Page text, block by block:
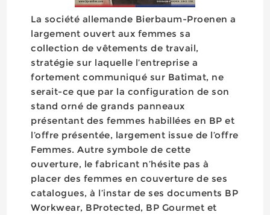
La société allemande Bierbaum-Proenen a
largement ouvert aux femmes sa
collection de vêtements de travail,
stratégie sur laquelle l’entreprise a
fortement communiqué sur Batimat, ne
serait-ce que par la configuration de son
stand orné de grands panneaux
présentant des femmes habillées en BP et
l’offre présentée, largement issue de l’offre
Femmes. Autre symbole de cette
ouverture, le fabricant n’hésite pas à
placer des femmes en couverture de ses
catalogues, à l’instar de ses documents BP
Workwear, BProtected, BP Gourmet et